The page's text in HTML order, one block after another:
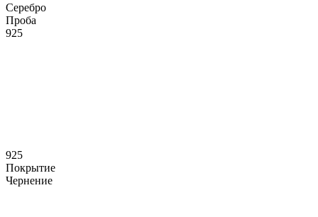
Серебро
Проба
925
925
Покрытие
Чернение